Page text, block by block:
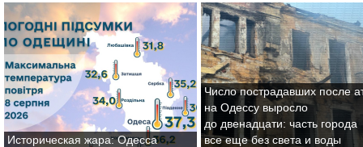
Историческая жара: Одесса
Число пострадавших после
на Одессу выросло
до двенадцати: часть города
все еще без света и воды